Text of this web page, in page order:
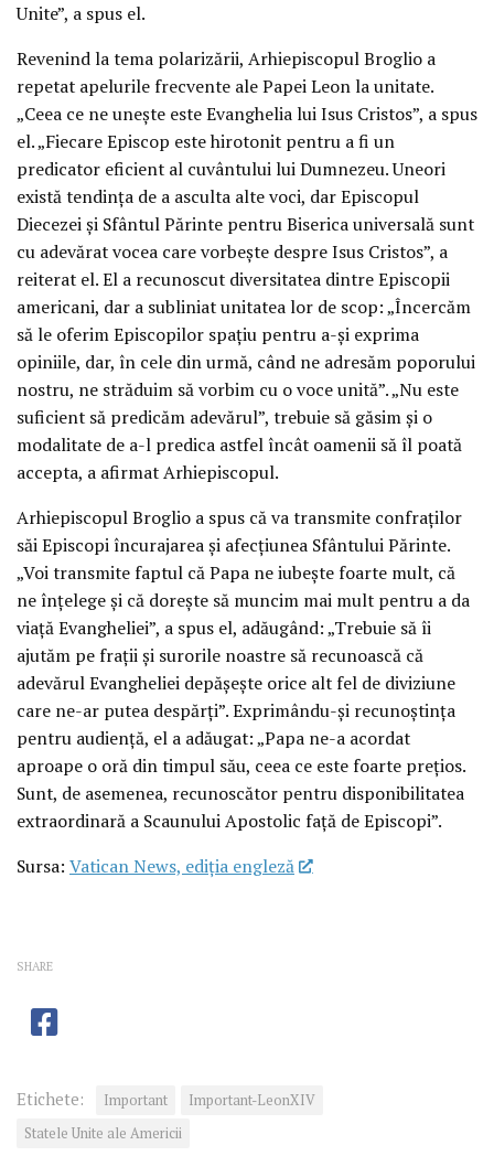
Unite”, a spus el.
Revenind la tema polarizării, Arhiepiscopul Broglio a
repetat apelurile frecvente ale Papei Leon la unitate.
„Ceea ce ne unește este Evanghelia lui Isus Cristos”, a spus
el. „Fiecare Episcop este hirotonit pentru a fi un
predicator eficient al cuvântului lui Dumnezeu. Uneori
există tendința de a asculta alte voci, dar Episcopul
Diecezei și Sfântul Părinte pentru Biserica universală sunt
cu adevărat vocea care vorbește despre Isus Cristos”, a
reiterat el. El a recunoscut diversitatea dintre Episcopii
americani, dar a subliniat unitatea lor de scop: „Încercăm
să le oferim Episcopilor spațiu pentru a-și exprima
opiniile, dar, în cele din urmă, când ne adresăm poporului
nostru, ne străduim să vorbim cu o voce unită”. „Nu este
suficient să predicăm adevărul”, trebuie să găsim și o
modalitate de a-l predica astfel încât oamenii să îl poată
accepta, a afirmat Arhiepiscopul.
Arhiepiscopul Broglio a spus că va transmite confraților
săi Episcopi încurajarea și afecțiunea Sfântului Părinte.
„Voi transmite faptul că Papa ne iubește foarte mult, că
ne înțelege și că dorește să muncim mai mult pentru a da
viață Evangheliei”, a spus el, adăugând: „Trebuie să îi
ajutăm pe frații și surorile noastre să recunoască că
adevărul Evangheliei depășește orice alt fel de diviziune
care ne-ar putea despărți”. Exprimându-și recunoștința
pentru audiență, el a adăugat: „Papa ne-a acordat
aproape o oră din timpul său, ceea ce este foarte prețios.
Sunt, de asemenea, recunoscător pentru disponibilitatea
extraordinară a Scaunului Apostolic față de Episcopi”.
Sursa: Vatican News, ediția engleză
SHARE
Etichete: Important
Important-LeonXIV
Statele Unite ale Americii